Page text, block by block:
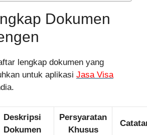
Dokumen
lengkap dokumen yang
untuk aplikasi Jasa Visa
Deskripsi
Dokumen
Persyaratan
Khusus